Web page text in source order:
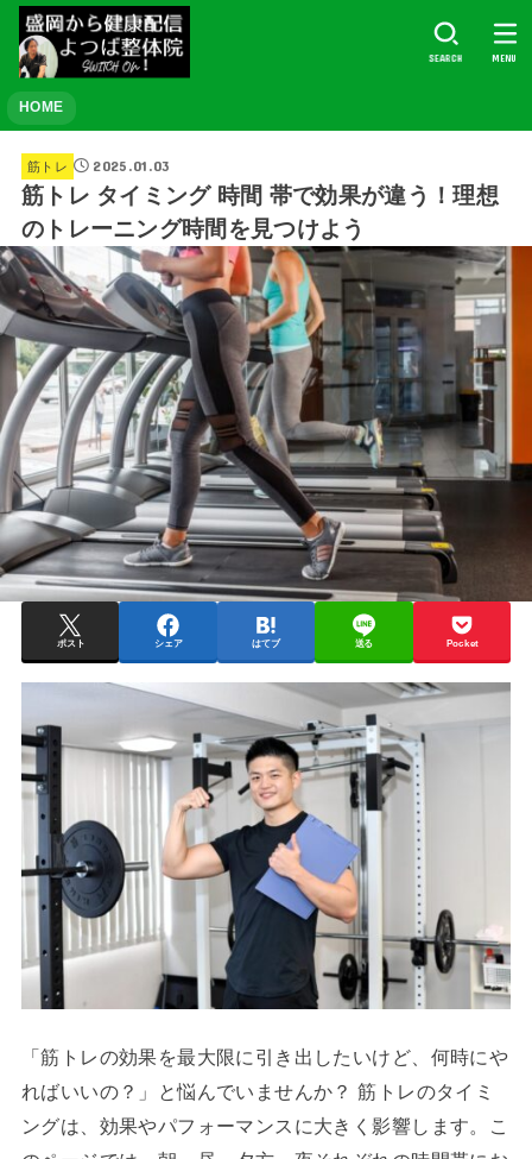
HOME
SEARCH MENU
筋トレ 2025.01.03
筋トレ タイミング 時間 帯で効果が違う！理想
のトレーニング時間を見つけよう
ポスト シェア はてブ 送る Pocket
「筋トレの効果を最大限に引き出したいけど、何時にや
ればいいの？」と悩んでいませんか？ 筋トレのタイミ
ングは、効果やパフォーマンスに大きく影響します。こ